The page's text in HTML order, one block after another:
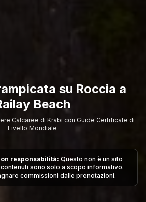
su Roccia a
Beach
Calcaree di Krabi con Guide Certificate di
Livello Mondiale
responsabilità: Questo non è un sito
sono solo a scopo informativo.
commissioni dalle prenotazioni.